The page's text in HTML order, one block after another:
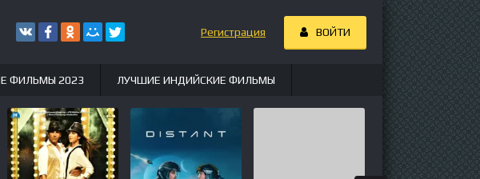
Регистрация ВОЙТИ
ФИЛЬМЫ 2023 ЛУЧШИЕ ИНДИЙСКИЕ ФИЛЬМЫ